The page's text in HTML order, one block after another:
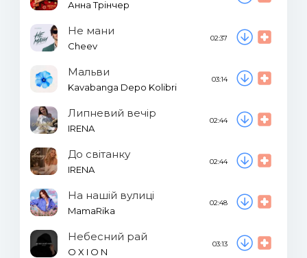
Анна Трінчер
Не мани
Cheev
02:37
Мальви
Kavabanga Depo Kolibri
03:14
Липневий вечір
IRENA
02:44
До світанку
IRENA
02:44
На нашій вулиці
MamaRika
02:48
Небесний рай
O X I O N
03:13